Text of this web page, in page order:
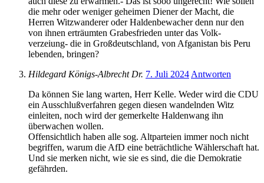
die mehr oder weniger geheimen Diener der Macht, die
Herren Witzwanderer oder Haldenbewacher denn nur den
von ihnen erträumten Grabesfrieden unter das Volk-
verzeiung- die in Großdeutschland, von Afganistan bis Peru
lebenden, bringen?
Hildegard Königs-Albrecht Dr. 7. Juli 2024Antworten
Da können Sie lang warten, Herr Kelle. Weder wird die CDU
ein Ausschlußverfahren gegen diesen wandelnden Witz
einleiten, noch wird der gemerkelte Haldenwang ihn
überwachen wollen.
Offensichtlich haben alle sog. Altparteien immer noch nicht
begriffen, warum die AfD eine beträchtliche Wählerschaft hat.
Und sie merken nicht, wie sie es sind, die die Demokratie
gefährden.